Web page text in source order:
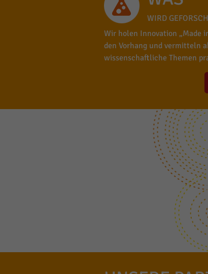
WIRD
Wir holen Innovation „Made
den Vorhang und vermitteln
wissenschaftliche Themen